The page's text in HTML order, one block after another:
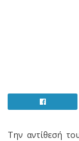
Tην αντίθεσή